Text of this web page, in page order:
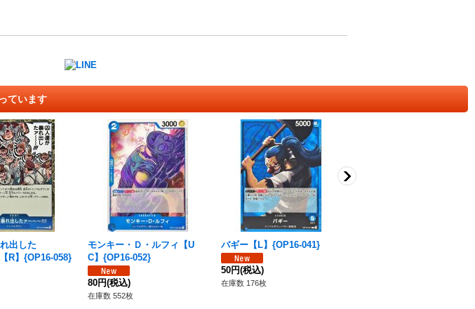
ています
出した
R】{OP16-058}
モンキー・Ｄ・ルフィ【U
C】{OP16-052}
80円(税込)
在庫数 552枚
バギー【L】{OP16-041}
50円(税込)
在庫数 176枚